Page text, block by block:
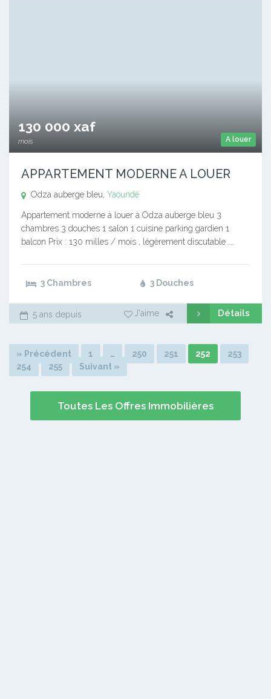
A louer
130 000 xaf
mois
APPARTEMENT MODERNE A LOUER
Odza auberge bleu, Yaoundé
Appartement moderne à louer à Odza auberge bleu 3
chambres 3 douches 1 salon 1 cuisine parking gardien 1
balcon Prix : 130 milles / mois , légèrement discutable .…
3 Chambres 3 Douches
5 ans depuis J'aime Détails
» Précédent 1 … 250 251 252
253
254
255 Suivant »
Toutes Les Offres Immobilières